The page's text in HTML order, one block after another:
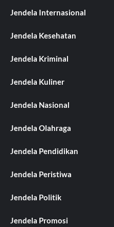
Jendela Internasional
Jendela Kesehatan
Jendela Kriminal
Jendela Kuliner
Jendela Nasional
Jendela Olahraga
Jendela Pendidikan
Jendela Peristiwa
Jendela Politik
Jendela Promosi